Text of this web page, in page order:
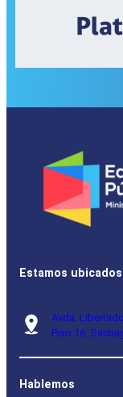
Estamos
Avda.
Piso 16,
Hablemos